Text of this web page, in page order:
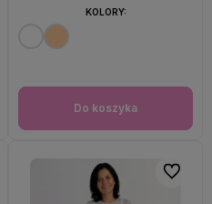
Do koszyka
KOLORY:
Do